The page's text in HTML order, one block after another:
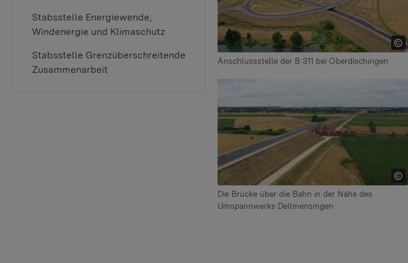
Stabsstelle Energiewende,
Windenergie und Klimaschutz
Stabsstelle Grenzüberschreitende
Zusammenarbeit
Anschlussstelle der B 311 bei Oberdischingen
Die Brücke über die Bahn in der Nähe des
Umspannwerks Dellmensingen